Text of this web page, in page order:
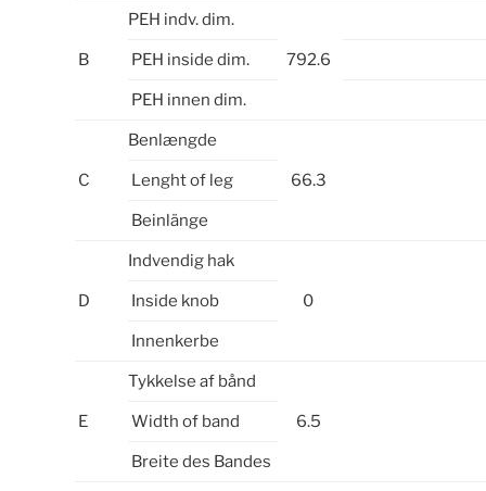
B
PEH indv. dim.
792.6
PEH inside dim.
PEH innen dim.
C
Benlængde
66.3
Lenght of leg
Beinlänge
D
Indvendig hak
0
Inside knob
Innenkerbe
E
Tykkelse af bånd
6.5
Width of band
Breite des Bandes